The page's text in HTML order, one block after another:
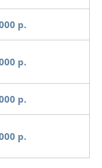
р.
р.
р.
р.